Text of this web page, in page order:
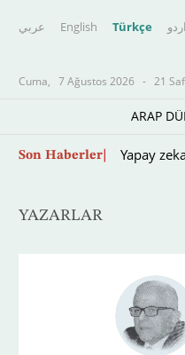
عربي English Türkçe اردو
Cuma, 7 Ağustos 2026 - 21
ARAP
Son Haberler
Trump,
YAZARLAR